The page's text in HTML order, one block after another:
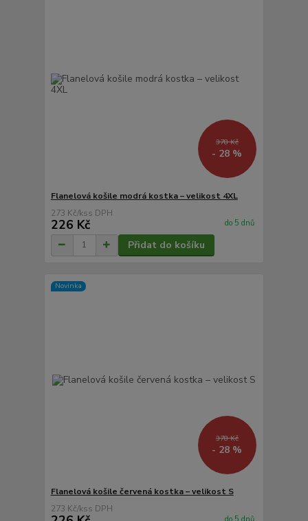
378 Kč
- 28 %
Flanelová košile modrá kostka – velikost 4XL
273 Kč/ks
226 Kč do 5 dnů
Přidat do košíku
Novinka
378 Kč
- 28 %
Flanelová košile červená kostka – velikost S
273 Kč/ks